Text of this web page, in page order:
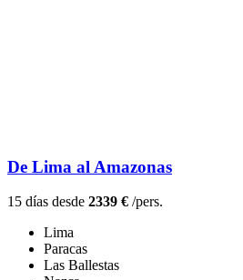
De Lima al Amazonas
15 días desde 2339 € /pers.
Lima
Paracas
Las Ballestas